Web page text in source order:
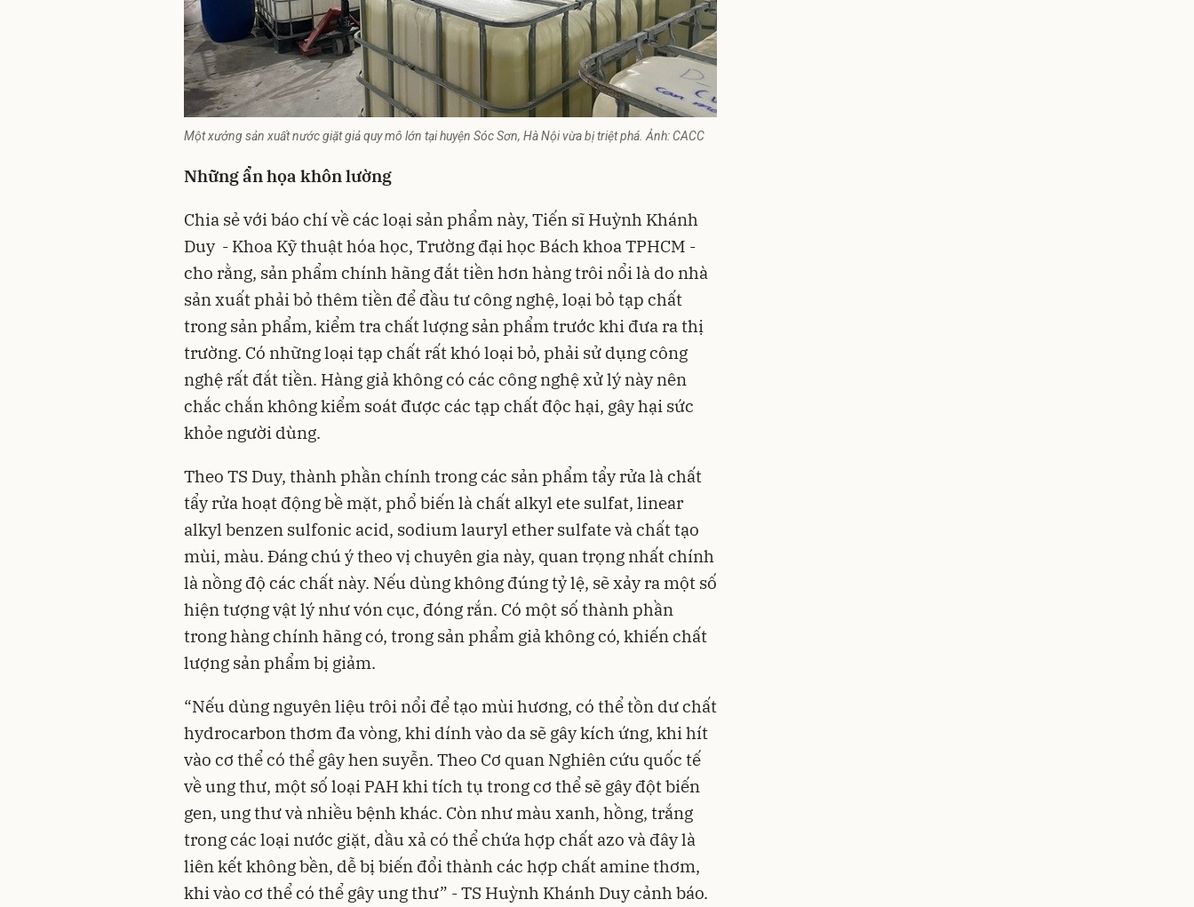
Một xưởng sản xuất nước giặt giả quy mô lớn tại huyện Sóc Sơn, Hà Nội vừa bị triệt phá. Ảnh: CACC
Những ẩn họa khôn lường
Chia sẻ với báo chí về các loại sản phẩm này, Tiến sĩ Huỳnh Khánh
Duy - Khoa Kỹ thuật hóa học, Trường đại học Bách khoa TPHCM -
cho rằng, sản phẩm chính hãng đắt tiền hơn hàng trôi nổi là do nhà
sản xuất phải bỏ thêm tiền để đầu tư công nghệ, loại bỏ tạp chất
trong sản phẩm, kiểm tra chất lượng sản phẩm trước khi đưa ra thị
trường. Có những loại tạp chất rất khó loại bỏ, phải sử dụng công
nghệ rất đắt tiền. Hàng giả không có các công nghệ xử lý này nên
chắc chắn không kiểm soát được các tạp chất độc hại, gây hại sức
khỏe người dùng.
Theo TS Duy, thành phần chính trong các sản phẩm tẩy rửa là chất
tẩy rửa hoạt động bề mặt, phổ biến là chất alkyl ete sulfat, linear
alkyl benzen sulfonic acid, sodium lauryl ether sulfate và chất tạo
mùi, màu. Đáng chú ý theo vị chuyên gia này, quan trọng nhất chính
là nồng độ các chất này. Nếu dùng không đúng tỷ lệ, sẽ xảy ra một số
hiện tượng vật lý như vón cục, đóng rắn. Có một số thành phần
trong hàng chính hãng có, trong sản phẩm giả không có, khiến chất
lượng sản phẩm bị giảm.
“Nếu dùng nguyên liệu trôi nổi để tạo mùi hương, có thể tồn dư chất
hydrocarbon thơm đa vòng, khi dính vào da sẽ gây kích ứng, khi hít
vào cơ thể có thể gây hen suyễn. Theo Cơ quan Nghiên cứu quốc tế
về ung thư, một số loại PAH khi tích tụ trong cơ thể sẽ gây đột biến
gen, ung thư và nhiều bệnh khác. Còn như màu xanh, hồng, trắng
trong các loại nước giặt, dầu xả có thể chứa hợp chất azo và đây là
liên kết không bền, dễ bị biến đổi thành các hợp chất amine thơm,
khi vào cơ thể có thể gây ung thư” - TS Huỳnh Khánh Duy cảnh báo.